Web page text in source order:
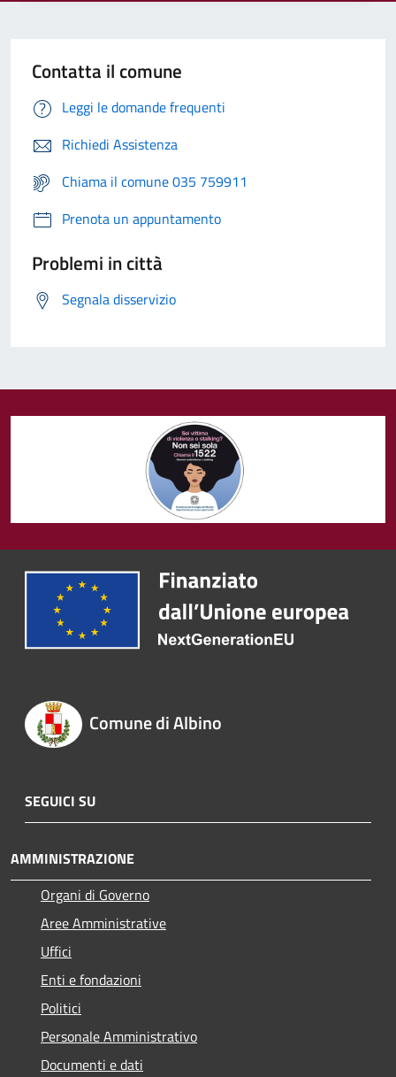
Contatta il comune
Leggi le domande frequenti
Richiedi Assistenza
Chiama il comune 035 759911
Prenota un appuntamento
Problemi in città
Segnala disservizio
Comune di Albino
SEGUICI SU
AMMINISTRAZIONE
Organi di Governo
Aree Amministrative
Uffici
Enti e fondazioni
Politici
Personale Amministrativo
Documenti e dati